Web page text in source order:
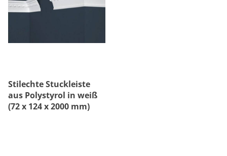
Stilechte Stuckleiste
aus Polystyrol in weiß
(72 x 124 x 2000 mm)